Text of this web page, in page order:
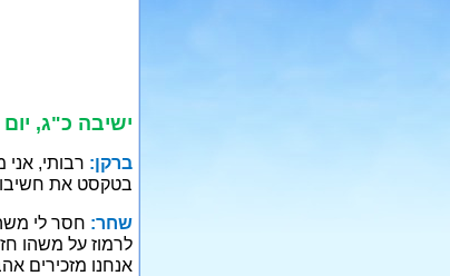
ישיבה כ"ג,
ברקן: רבותי,
בטקסט את
שחר: חסר לי
לרמוז על משהו
אנחנו מזכירים